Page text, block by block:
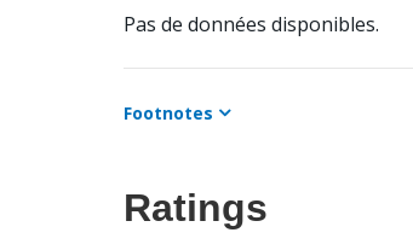
Pas de données disponibles.
Footnotes
Ratings